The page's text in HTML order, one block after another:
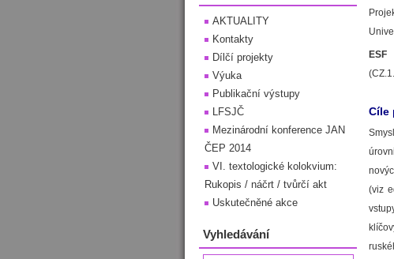
Cíle
(viz
AKTUALITY
Kontakty
Dílčí projekty
Výuka
Publikační výstupy
LFSJČ
Mezinárodní konference JAN
ČEP 2014
VI. textologické kolokvium:
Rukopis / náčrt / tvůrčí akt
Uskutečněné akce
Vyhledávání